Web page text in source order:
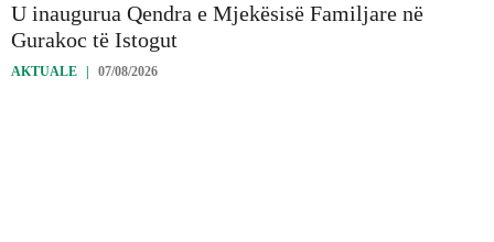
AKTUALE 07/08/2026
U inaugurua Qendra e Mjekësisë Familjare në
Gurakoc të Istogut